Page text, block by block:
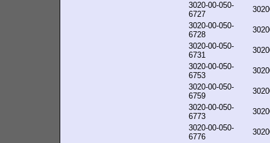
3020-00-050-
6727
3020-00-050-
6728
3020-00-050-
6731
3020-00-050-
6753
3020-00-050-
6759
3020-00-050-
6773
3020-00-050-
6776